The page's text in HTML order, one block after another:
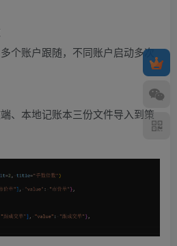
个账户跟随，不同账户启动多次
、本地记账本三份文件导入到策